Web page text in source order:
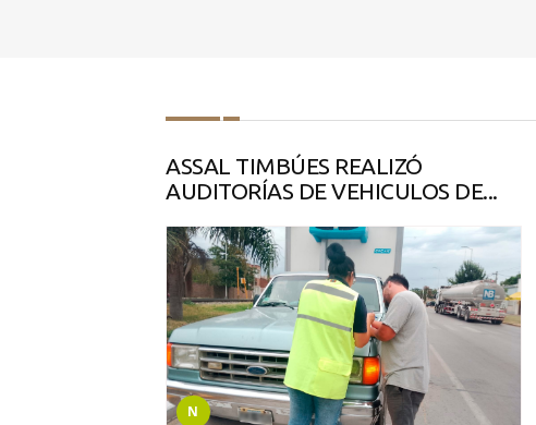
ASSAL TIMBÚES REALIZÓ
AUDITORÍAS DE VEHICULOS DE...
N